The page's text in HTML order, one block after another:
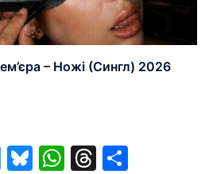
– Ножі (Сингл) 2026
Telegram
Bluesky
WhatsApp
Threads